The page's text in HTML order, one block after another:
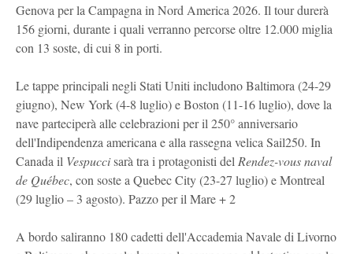
Genova per la Campagna in Nord America 2026. Il tour durerà
156 giorni, durante i quali verranno percorse oltre 12.000 miglia
con 13 soste, di cui 8 in porti.
Le tappe principali negli Stati Uniti includono Baltimora (24-29
giugno), New York (4-8 luglio) e Boston (11-16 luglio), dove la
nave parteciperà alle celebrazioni per il 250° anniversario
dell'Indipendenza americana e alla rassegna velica Sail250. In
Canada il Vespuccisarà tra i protagonisti del Rendez-vous naval
de Québec, con soste a Quebec City (23-27 luglio) e Montreal
(29 luglio – 3 agosto). Pazzo per il Mare + 2
A bordo saliranno 180 cadetti dell'Accademia Navale di Livorno